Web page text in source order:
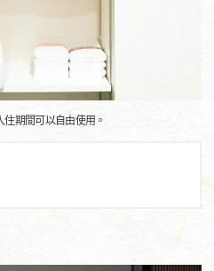
期間可以自由使用。